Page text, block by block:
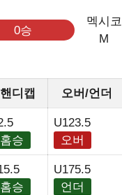
0승
멕시코
M
핸디캡 오버/언더
홈승
U123.5
오버
홈승
U175.5
언더